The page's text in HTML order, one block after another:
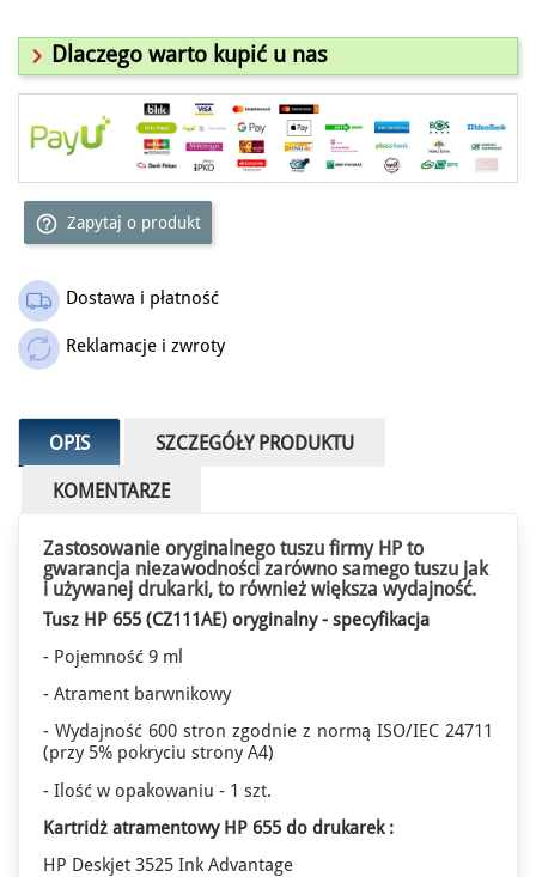
 Dlaczego warto kupić u nas
help_outline Zapytaj o produkt
Dostawa i płatność
Reklamacje i zwroty
OPIS SZCZEGÓŁY PRODUKTU
KOMENTARZE
Zastosowanie oryginalnego tuszu firmy HP to
gwarancja niezawodności zarówno samego tuszu jak
i używanej drukarki, to również większa wydajność.
Tusz HP 655 (CZ111AE) oryginalny - specyfikacja
- Pojemność 9 ml
- Atrament barwnikowy
- Wydajność 600 stron zgodnie z normą ISO/IEC 24711
(przy 5% pokryciu strony A4)
- Ilość w opakowaniu - 1 szt.
Kartridż atramentowy HP 655 do drukarek :
HP Deskjet 3525 Ink Advantage